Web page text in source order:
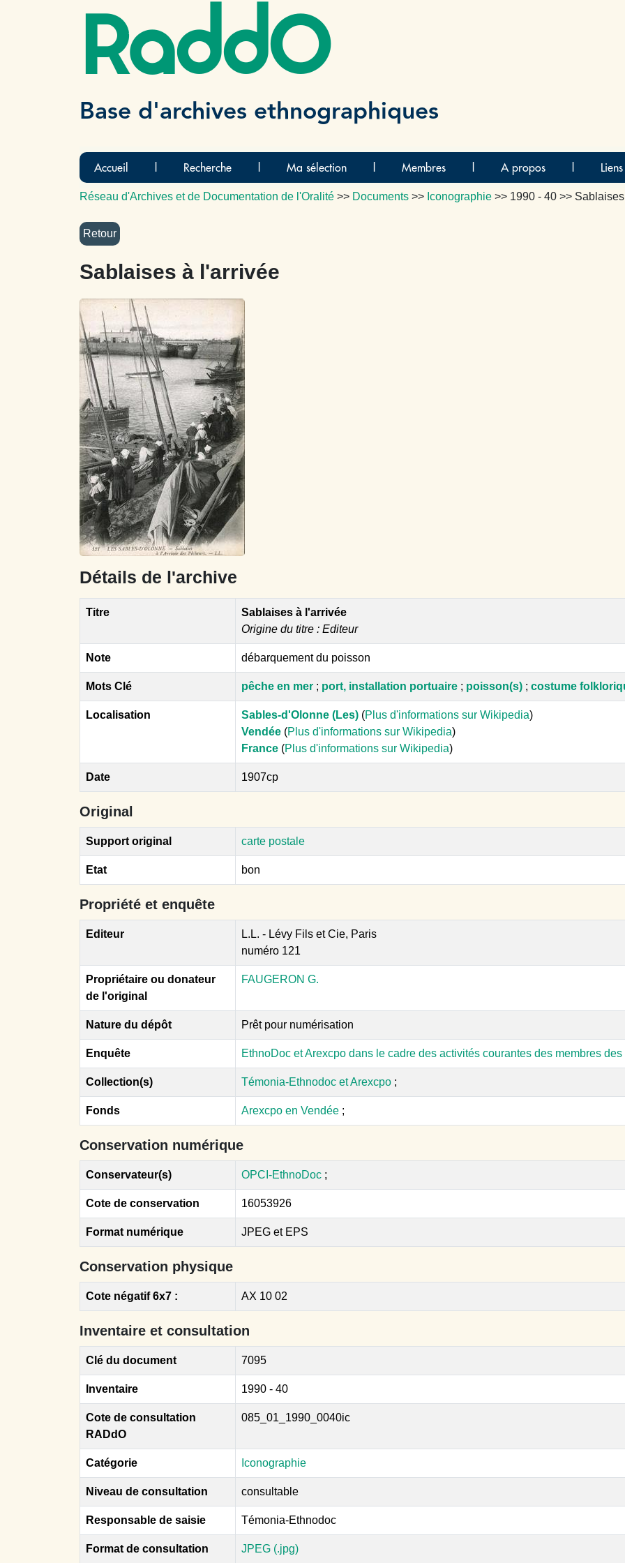
RaddO
Base d'archives ethnographiques
Accueil Recherche Ma sélection Membres A propos
Réseau d'Archives et de Documentation de l'Oralité >> Documents >> Iconographie >> 1990 - 40 >>
Sablaises à l'arrivée
Détails de l'archive
Titre
Sablaises à l'arrivée
Origine du titre : Editeur
Note débarquement du poisson
Mots Clé pêche en mer ; port, installation portuaire ; poisson(s) ; costume
Localisation Sables-d'Olonne (Les) (Plus d'informations sur Wikipedia)
Vendée (Plus d'informations sur Wikipedia)
France (Plus d'informations sur Wikipedia)
Date 1907cp
Original
Support original carte postale
Etat bon
Propriété et enquête
Editeur
L.L. - Lévy Fils et Cie, Paris
numéro 121
Propriétaire ou donateur
de l'original
FAUGERON G.
Nature du dépôt Prêt pour numérisation
Enquête EthnoDoc et Arexcpo dans le cadre des activités courantes des membres
Collection(s) Témonia-Ethnodoc et Arexcpo ;
Fonds Arexcpo en Vendée ;
Conservation numérique
Conservateur(s) OPCI-EthnoDoc ;
Cote de conservation 16053926
Format numérique JPEG et EPS
Conservation physique
Cote négatif 6x7 : AX 10 02
Inventaire et consultation
Clé du document 7095
Inventaire 1990 - 40
Cote de consultation
RADdO
085_01_1990_0040ic
Catégorie Iconographie
Niveau de consultation consultable
Responsable de saisie Témonia-Ethnodoc
Format de consultation JPEG (.jpg)